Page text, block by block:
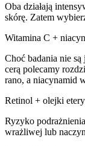
Oba działają
skórę. Zatem
Witamina C +
Choć badania nie są
cerą polecamy
rano, a niacynamid
Retinol + olejki
Ryzyko
wrażliwej lub